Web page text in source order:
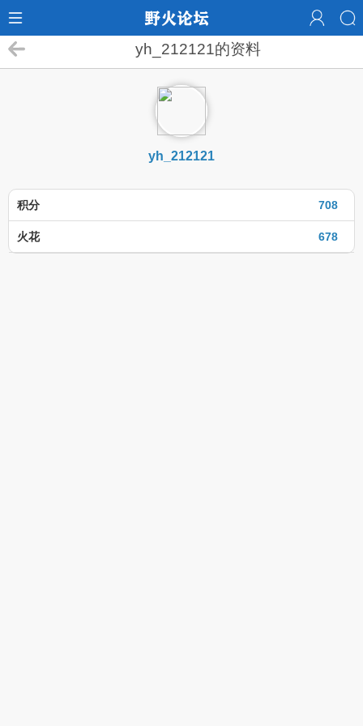
yh_212121的资料
yh_212121
708
积分
678
火花